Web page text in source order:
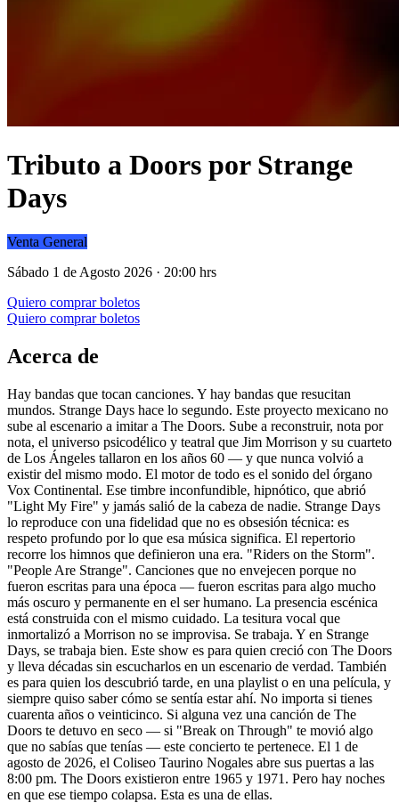
Tributo a Doors por Strange
Days
Venta General
Sábado 1 de Agosto 2026 · 20:00 hrs
Quiero comprar boletos
Quiero comprar boletos
Acerca de
Hay bandas que tocan canciones. Y hay bandas que resucitan
mundos. Strange Days hace lo segundo. Este proyecto mexicano no
sube al escenario a imitar a The Doors. Sube a reconstruir, nota por
nota, el universo psicodélico y teatral que Jim Morrison y su cuarteto
de Los Ángeles tallaron en los años 60 — y que nunca volvió a
existir del mismo modo. El motor de todo es el sonido del órgano
Vox Continental. Ese timbre inconfundible, hipnótico, que abrió
"Light My Fire" y jamás salió de la cabeza de nadie. Strange Days
lo reproduce con una fidelidad que no es obsesión técnica: es
respeto profundo por lo que esa música significa. El repertorio
recorre los himnos que definieron una era. "Riders on the Storm".
"People Are Strange". Canciones que no envejecen porque no
fueron escritas para una época — fueron escritas para algo mucho
más oscuro y permanente en el ser humano. La presencia escénica
está construida con el mismo cuidado. La tesitura vocal que
inmortalizó a Morrison no se improvisa. Se trabaja. Y en Strange
Days, se trabaja bien. Este show es para quien creció con The Doors
y lleva décadas sin escucharlos en un escenario de verdad. También
es para quien los descubrió tarde, en una playlist o en una película, y
siempre quiso saber cómo se sentía estar ahí. No importa si tienes
cuarenta años o veinticinco. Si alguna vez una canción de The
Doors te detuvo en seco — si "Break on Through" te movió algo
que no sabías que tenías — este concierto te pertenece. El 1 de
agosto de 2026, el Coliseo Taurino Nogales abre sus puertas a las
8:00 pm. The Doors existieron entre 1965 y 1971. Pero hay noches
en que ese tiempo colapsa. Esta es una de ellas.